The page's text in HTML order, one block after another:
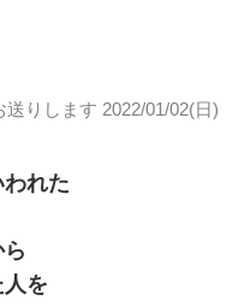
送りします 2022/01/02(日)
れた
を